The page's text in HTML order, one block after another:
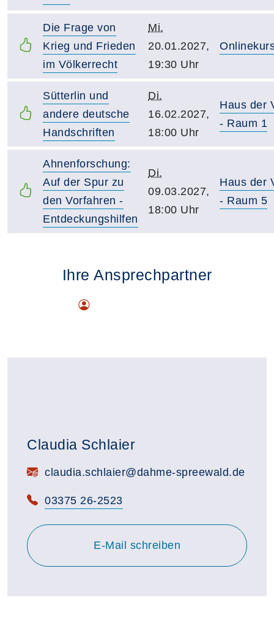
Die Frage von
Krieg und Frieden
im Völkerrecht
Mi.
20.01.2027,
19:30 Uhr
Sütterlin und
andere deutsche
Handschriften
Di.
16.02.2027,
18:00 Uhr
Haus der
- Raum 1
Ahnenforschung:
Auf der Spur zu
den Vorfahren -
Entdeckungshilfen
Di.
09.03.2027,
18:00 Uhr
Haus der
- Raum 5
Ihre Ansprechpartner
Claudia Schlaier
E-Mail:claudia.schlaier@dahme-spreewald.de
Telefon:
03375 26-2523
E-Mail schreiben